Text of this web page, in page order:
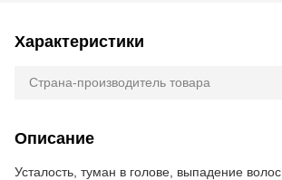
Характеристики
Страна-производитель товара
Описание
Усталость, туман в голове, выпадение волос,